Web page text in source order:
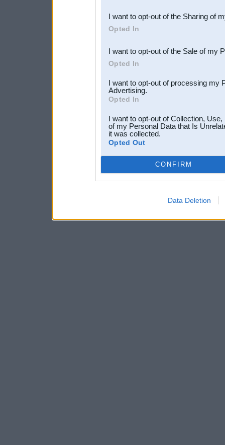
Downstream Participants
third parties.
I want to opt-out of the Sharing of
Opted In
I want to opt-out of the Sale of my
Opted In
I want to opt-out of processing my
Advertising.
Opted In
I want to opt-out of Collection,
of my Personal Data that Is
it was collected.
Opted Out
CONFIRM
Data Deletion